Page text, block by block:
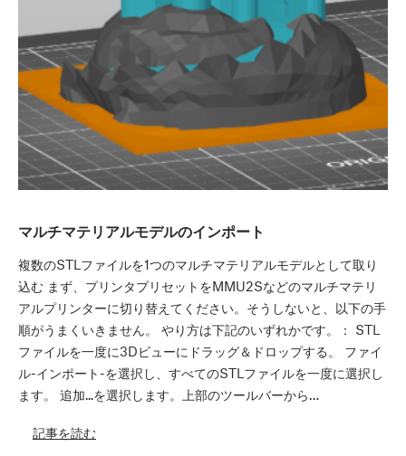
マルチマテリアルモデルのインポート
複数のSTLファイルを1つのマルチマテリアルモデルとして取り
込む まず、プリンタプリセットをMMU2Sなどのマルチマテリ
アルプリンターに切り替えてください。そうしないと、以下の手
順がうまくいきません。 やり方は下記のいずれかです。： STL
ファイルを一度に3Dビューにドラッグ＆ドロップする。 ファイ
ル-インポート-を選択し、すべてのSTLファイルを一度に選択し
ます。 追加...を選択します。上部のツールバーから…
記事を読む